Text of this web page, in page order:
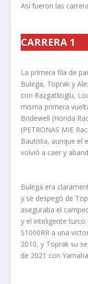
Así fueron las
CARRERA 1
La primera fila de
Bulega, Toprak y
con Razgatlioglu,
misma primera
Bridewell (Honda
(PETRONAS MIE
Bautista, aunque el
volvió a caer y
Bulega era
y se despegó de
aseguraba el
y el inteligente turco
S1000RR a una
2010, y Toprak su
de 2021 con